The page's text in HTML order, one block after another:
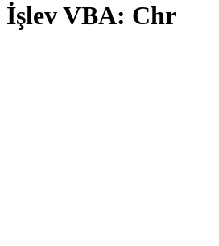
İşlev VBA: Chr